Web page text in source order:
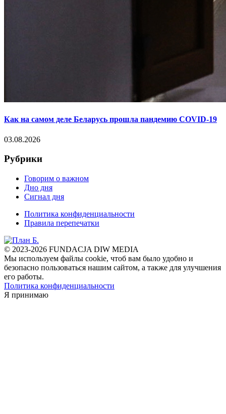
Как на самом деле Беларусь прошла пандемию COVID-19
03.08.2026
Рубрики
Говорим о важном
Дно дня
Сигнал дня
Политика конфиденциальности
Правила перепечатки
© 2023-2026 FUNDACJA DIW MEDIA
Мы используем файлы cookie, чтоб вам было удобно и
безопасно пользоваться нашим сайтом, а также для улучшения
его работы.
Политика конфиденциальности
Я принимаю